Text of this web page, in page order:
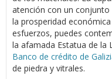
atención con un
la prosperidad
esfuerzos, puedes
la afamada Estatua de la
Banco de crédito de
de piedra y vitrales.